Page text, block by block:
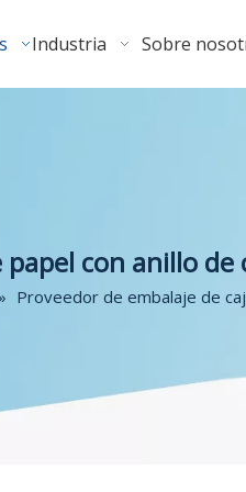
Industria Sobre
con anillo
» Proveedor de embalaje de